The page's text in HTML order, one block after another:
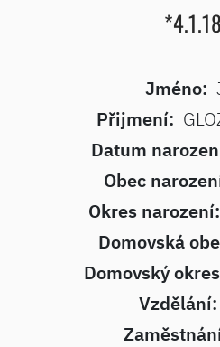
Jméno:
Přijmení:
Datum
Obec
Okres narození:
Domovská
Domovský
Vzdělání: